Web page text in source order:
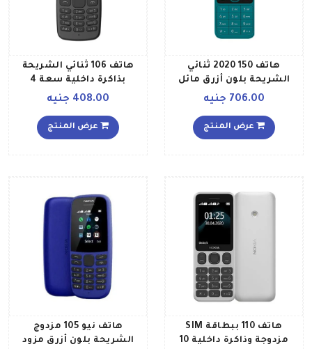
هاتف 150 2020 ثنائي
الشريحة بلون أزرق مائل
706.00 جنيه
عرض المنتج
هاتف 106 ثنائي الشريحة
بذاكرة داخلية سعة 4
408.00 جنيه
عرض المنتج
هاتف 110 ببطاقة SIM
مزدوجة وذاكرة داخلية 10
هاتف نيو 105 مزدوج
الشريحة بلون أزرق مزود